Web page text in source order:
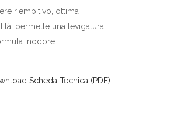
riempitivo, ottima
permette una levigatura
inodore.
Scheda Tecnica (PDF)